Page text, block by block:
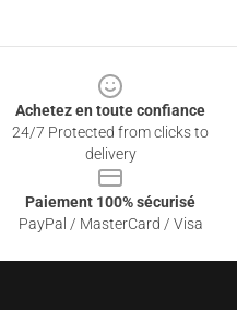
Achetez en toute confiance
24/7 Protected from clicks to
delivery
Paiement 100% sécurisé
PayPal / MasterCard / Visa